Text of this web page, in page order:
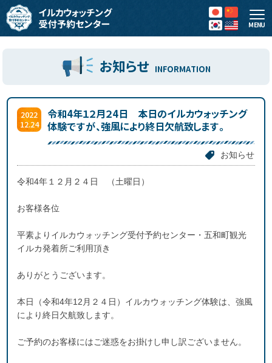
MENU
お知らせ INFORMATION
2022
12.24
令和4年１２月２4日 本日のイルカウォッチング
体験ですが、強風により終日欠航致します。
お知らせ
令和4年１２月２４日 （土曜日）
お客様各位
平素よりイルカウォッチング受付予約センター・五和町観光
イルカ発着所ご利用頂き
ありがとうございます。
本日（令和4年12月２４日）イルカウォッチング体験は、強風
により終日欠航致します。
ご予約のお客様にはご迷惑をお掛けし申し訳ございません。